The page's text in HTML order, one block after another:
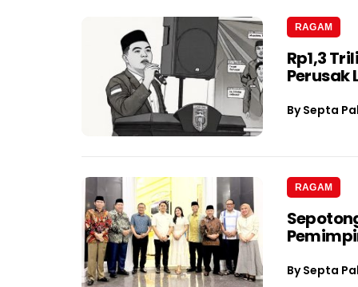
RAGAM
Rp1,3
Perusak
BySepta
RAGAM
BySepta